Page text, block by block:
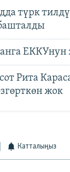
түрк
ЕККУнун
Рита
жок
Катталыңыз